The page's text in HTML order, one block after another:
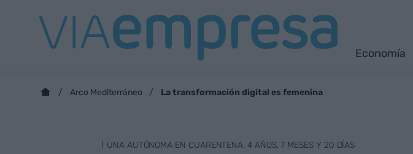
Economía
Arco Mediterráneo La transformación digital es femenina
UNA AUTÓNOMA EN CUARENTENA. 4 AÑOS, 7 MESES Y 20 DÍAS